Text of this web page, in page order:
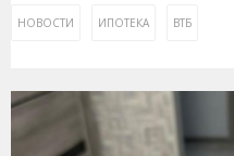
НОВОСТИ ИПОТЕКА ВТБ